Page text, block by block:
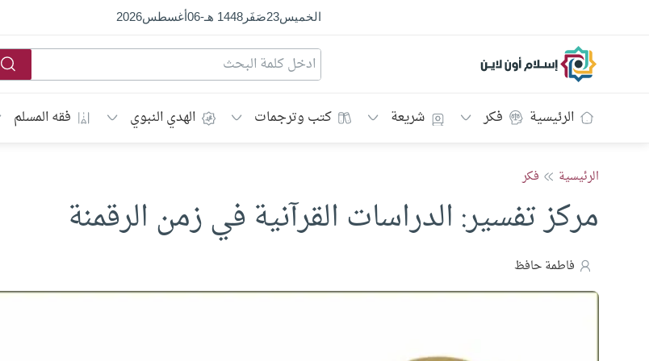
الخميس23صَفَر1448 هـ -
06أغسطس2026
إسلام أون لاين
الرئيسية فكر شريعة كتب وترجمات الهدي النبوي فقه المسلم
الرئيسية فكر
مركز تفسير: الدراسات القرآنية في زمن الرقمنة
فاطمة حافظ